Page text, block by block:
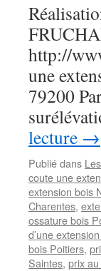
http://
une
79200
lecture →
Publié dans
coute une
extension bois
Charentes,
ossature bois
d’une
bois Poitiers,
Saintes, prix